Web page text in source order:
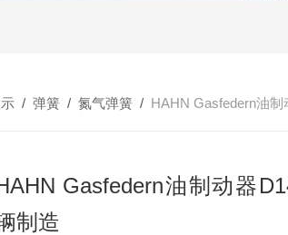
/ 弹簧/ 氮气弹簧/ HAHN Gasfedern油制动器
Gasfedern油制动器
制造